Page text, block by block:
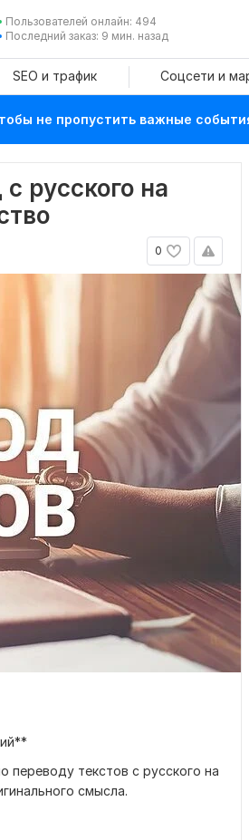
Пользователей онлайн: 494
Последний заказ: 9 мин. назад
SEO и трафик Соцсети и
не пропустить важные
русского на
0
переводу текстов с русского на
смысла.